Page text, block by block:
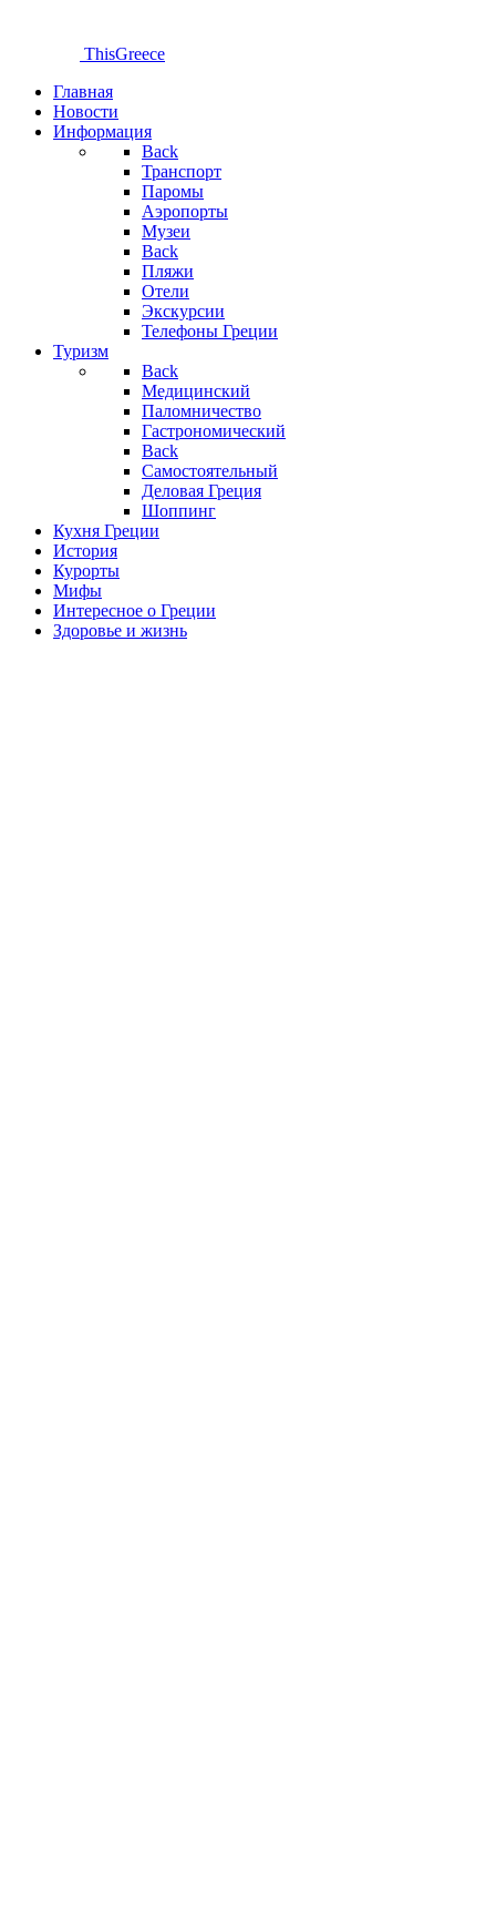
ThisGreece
Главная
Новости
Информация
Back
Транспорт
Паромы
Аэропорты
Музеи
Back
Пляжи
Отели
Экскурсии
Телефоны Греции
Туризм
Back
Медицинский
Паломничество
Гастрономический
Back
Самостоятельный
Деловая Греция
Шоппинг
Кухня Греции
История
Курорты
Мифы
Интересное о Греции
Здоровье и жизнь